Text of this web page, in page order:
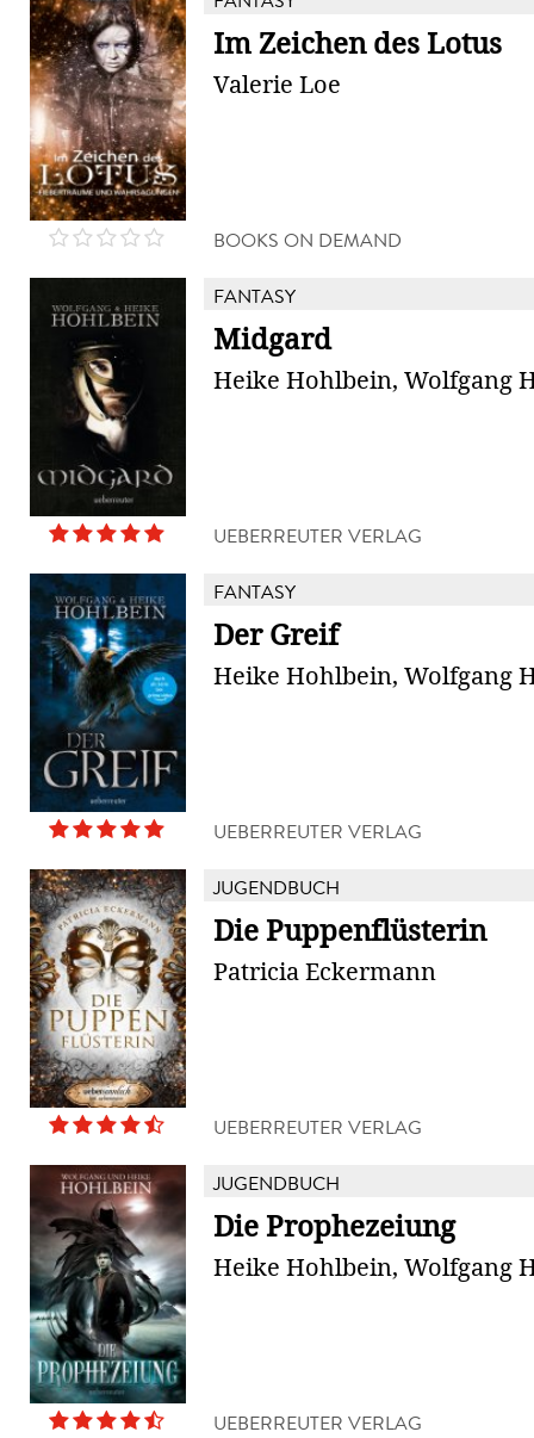
Im Zeichen des Lotus
Valerie Loe
BOOKS ON DEMAND
FANTASY
Midgard
Heike Hohlbein, Wolfgang
UEBERREUTER VERLAG
FANTASY
Der Greif
Heike Hohlbein, Wolfgang
UEBERREUTER VERLAG
JUGENDBUCH
Die Puppenflüsterin
Patricia Eckermann
UEBERREUTER VERLAG
JUGENDBUCH
Die Prophezeiung
Heike Hohlbein, Wolfgang
UEBERREUTER VERLAG